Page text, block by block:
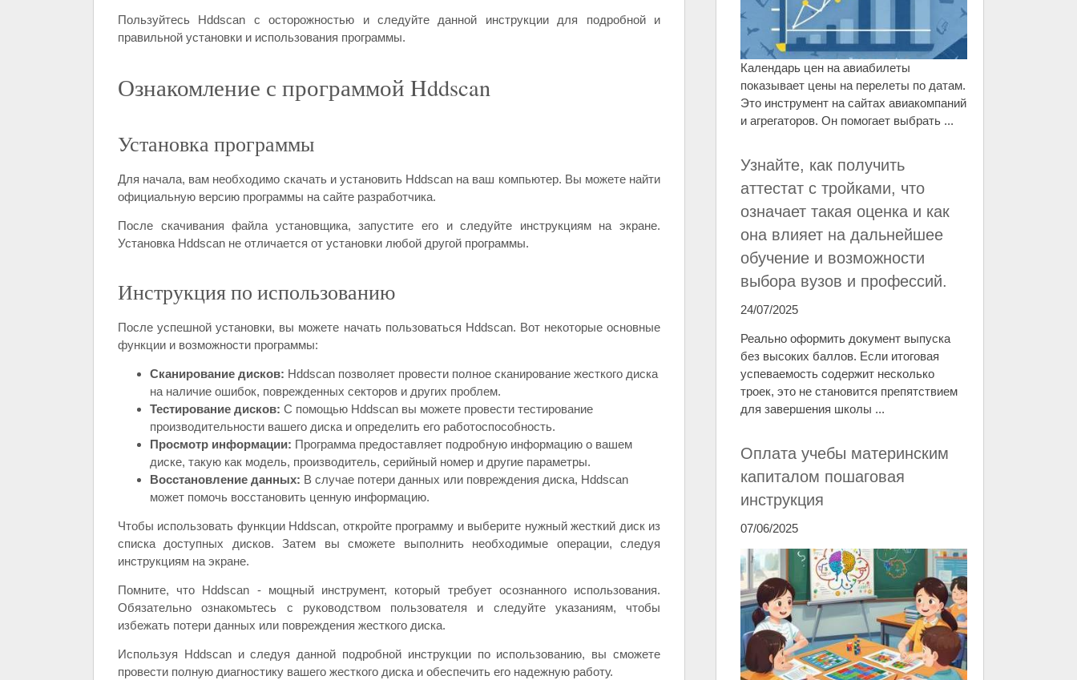
Пользуйтесь Hddscan с осторожностью и следуйте данной инструкции для подробной и
правильной установки и использования программы.
Ознакомление с программой Hddscan
Установка программы
Для начала, вам необходимо скачать и установить Hddscan на ваш компьютер. Вы можете найти
официальную версию программы на сайте разработчика.
После скачивания файла установщика, запустите его и следуйте инструкциям на экране.
Установка Hddscan не отличается от установки любой другой программы.
Инструкция по использованию
После успешной установки, вы можете начать пользоваться Hddscan. Вот некоторые основные
функции и возможности программы:
Сканирование дисков: Hddscan позволяет провести полное сканирование жесткого диска
на наличие ошибок, поврежденных секторов и других проблем.
Тестирование дисков: С помощью Hddscan вы можете провести тестирование
производительности вашего диска и определить его работоспособность.
Просмотр информации: Программа предоставляет подробную информацию о вашем
диске, такую как модель, производитель, серийный номер и другие параметры.
Восстановление данных: В случае потери данных или повреждения диска, Hddscan
может помочь восстановить ценную информацию.
Чтобы использовать функции Hddscan, откройте программу и выберите нужный жесткий диск из
списка доступных дисков. Затем вы сможете выполнить необходимые операции, следуя
инструкциям на экране.
Помните, что Hddscan - мощный инструмент, который требует осознанного использования.
Обязательно ознакомьтесь с руководством пользователя и следуйте указаниям, чтобы
избежать потери данных или повреждения жесткого диска.
Используя Hddscan и следуя данной подробной инструкции по использованию, вы сможете
провести полную диагностику вашего жесткого диска и обеспечить его надежную работу.
Календарь цен на авиабилеты
показывает цены на перелеты по датам.
Это инструмент на сайтах авиакомпаний
и агрегаторов. Он помогает выбрать ...
Узнайте, как получить
аттестат с тройками, что
означает такая оценка и как
она влияет на дальнейшее
обучение и возможности
выбора вузов и профессий.
24/07/2025
Реально оформить документ выпуска
без высоких баллов. Если итоговая
успеваемость содержит несколько
троек, это не становится препятствием
для завершения школы ...
Оплата учебы материнским
капиталом пошаговая
инструкция
07/06/2025